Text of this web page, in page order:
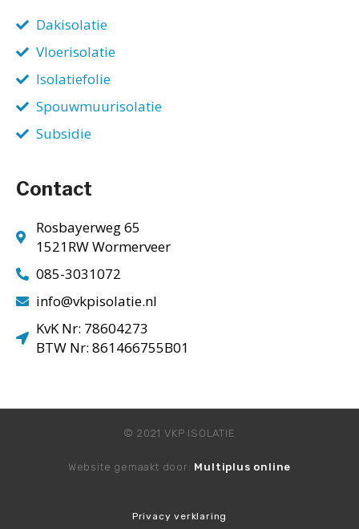
Dakisolatie
Vloerisolatie
Isolatiefolie
Spouwmuurisolatie
Subsidie
Contact
Rosbayerweg 65
1521RW Wormerveer
085-3031072
info@vkpisolatie.nl
KvK Nr: 78604273
BTW Nr: 861466755B01
© 2021 VKP ISOLATIE
Website gemaakt door: Multiplus online
Privacy verklaring